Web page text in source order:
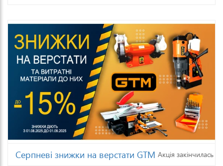
Серпневі знижки на верстати GTM Акція закінчилась